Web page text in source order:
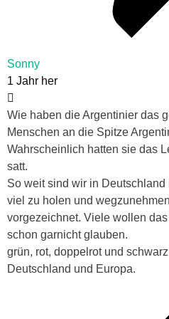
Sonny
1 Jahr her
Wie haben die Argentinier das
Menschen an die Spitze
Wahrscheinlich hatten sie das
satt.
So weit sind wir in
viel zu holen und
vorgezeichnet. Viele wollen
schon garnicht glauben.
grün, rot, doppelrot und
Deutschland und Europa.